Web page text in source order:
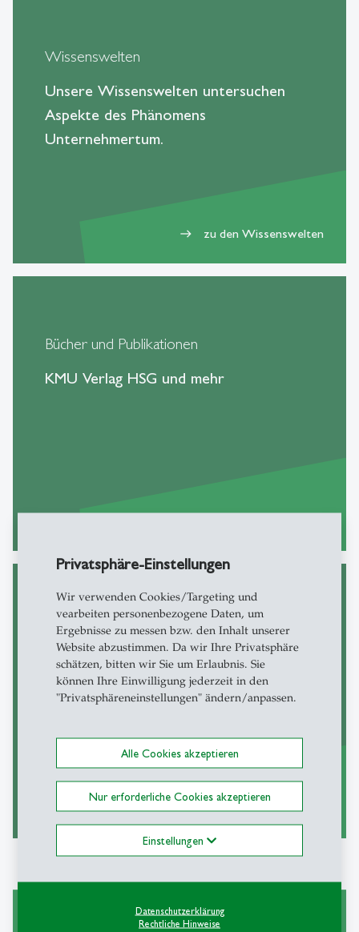
Privatsphäre-Einstellungen
Wir verwenden Cookies/Targeting und
vearbeiten personenbezogene Daten, um
Ergebnisse zu messen bzw. den Inhalt unserer
Website abzustimmen. Da wir Ihre Privatsphäre
schätzen, bitten wir Sie um Erlaubnis. Sie
können Ihre Einwilligung jederzeit in den
"Privatsphäreneinstellungen" ändern/anpassen.
Alle Cookies akzeptieren
Nur erforderliche Cookies akzeptieren
Einstellungen
Datenschutzerklärung
Rechtliche Hinweise
Wissenswelten
Unsere Wissenswelten untersuchen
Aspekte des Phänomens
Unternehmertum.
east zu den Wissenswelten
Bücher und Publikationen
KMU Verlag HSG und mehr
KMU in Zahlen
Die «KMU-Studie» mit den jeweils
aktuellsten Zahlen vom Bundesamt für
east zu den KMU Zahlen
Unsere «Research Fellows»